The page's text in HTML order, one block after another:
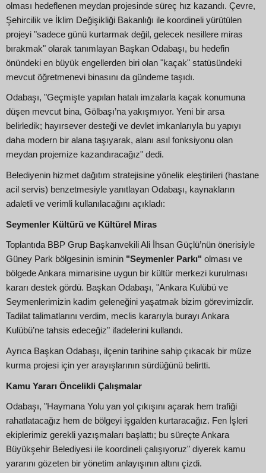
olması hedeflenen meydan projesinde süreç hız kazandı. Çevre,
Şehircilik ve İklim Değişikliği Bakanlığı ile koordineli yürütülen
projeyi "sadece günü kurtarmak değil, gelecek nesillere miras
bırakmak" olarak tanımlayan Başkan Odabaşı, bu hedefin
önündeki en büyük engellerden biri olan "kaçak" statüsündeki
mevcut öğretmenevi binasını da gündeme taşıdı.
Odabaşı, "Geçmişte yapılan hatalı imzalarla kaçak konumuna
düşen mevcut bina, Gölbaşı’na yakışmıyor. Yeni bir arsa
belirledik; hayırsever desteği ve devlet imkanlarıyla bu yapıyı
daha modern bir alana taşıyarak, alanı asıl fonksiyonu olan
meydan projemize kazandıracağız" dedi.
Belediyenin hizmet dağıtım stratejisine yönelik eleştirileri (hastane
acil servis) benzetmesiyle yanıtlayan Odabaşı, kaynakların
adaletli ve verimli kullanılacağını açıkladı:
Seymenler Kültürü ve Kültürel Miras
Toplantıda BBP Grup Başkanvekili Ali İhsan Güçlü’nün önerisiyle
Güney Park bölgesinin isminin "Seymenler Parkı" olması ve
bölgede Ankara mimarisine uygun bir kültür merkezi kurulması
kararı destek gördü. Başkan Odabaşı, "Ankara Kulübü ve
Seymenlerimizin kadim geleneğini yaşatmak bizim görevimizdir.
Tadilat talimatlarını verdim, meclis kararıyla burayı Ankara
Kulübü’ne tahsis edeceğiz" ifadelerini kullandı.
Ayrıca Başkan Odabaşı, ilçenin tarihine sahip çıkacak bir müze
kurma projesi için yer arayışlarının sürdüğünü belirtti.
Kamu Yararı Öncelikli Çalışmalar
Odabaşı, "Haymana Yolu yan yol çıkışını açarak hem trafiği
rahatlatacağız hem de bölgeyi işgalden kurtaracağız. Fen İşleri
ekiplerimiz gerekli yazışmaları başlattı; bu süreçte Ankara
Büyükşehir Belediyesi ile koordineli çalışıyoruz" diyerek kamu
yararını gözeten bir yönetim anlayışının altını çizdi.